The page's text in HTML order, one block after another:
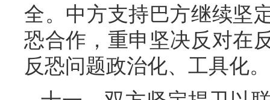
全。中方支持巴方继续坚
恐合作，重申坚决反对在
反恐问题政治化、工具化。